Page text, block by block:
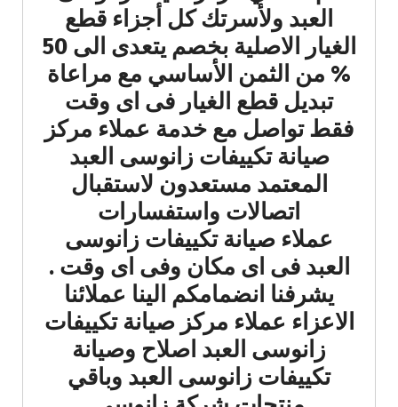
العبد ولأسرتك كل أجزاء قطع
الغيار الاصلية بخصم يتعدى الى 50
% من الثمن الأساسي مع مراعاة
تبديل قطع الغيار فى اى وقت
فقط تواصل مع خدمة عملاء مركز
صيانة تكييفات زانوسى العبد
المعتمد مستعدون لاستقبال
اتصالات واستفسارات
عملاء صيانة تكييفات زانوسى
العبد فى اى مكان وفى اى وقت .
يشرفنا انضمامكم الينا عملائنا
الاعزاء عملاء مركز صيانة تكييفات
زانوسى العبد اصلاح وصيانة
تكييفات زانوسى العبد وباقي